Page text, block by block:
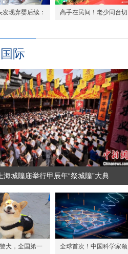
发现弃婴后续： 高手在民间！老少同台切
国际
上海城隍庙举行甲辰年“祭城隍”大典
犬，全国第一 全球首次！中国科学家领